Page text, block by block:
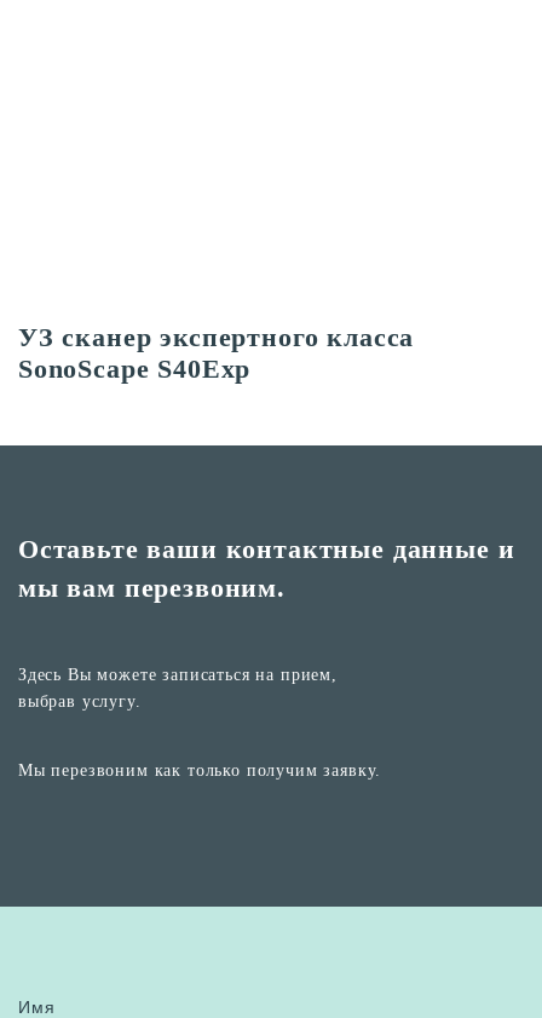
УЗ сканер экспертного класса
SonoScape S40Exp
Оставьте ваши контактные данные и
мы вам перезвоним.
Здесь Вы можете записаться на прием,
выбрав услугу.
Мы перезвоним как только получим заявку.
Имя